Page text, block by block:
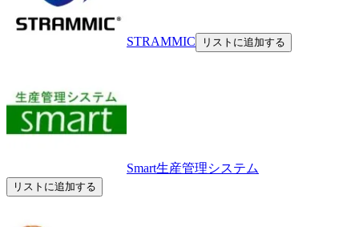
STRAMMIC リストに追加する
Smart生産管理システム
リストに追加する